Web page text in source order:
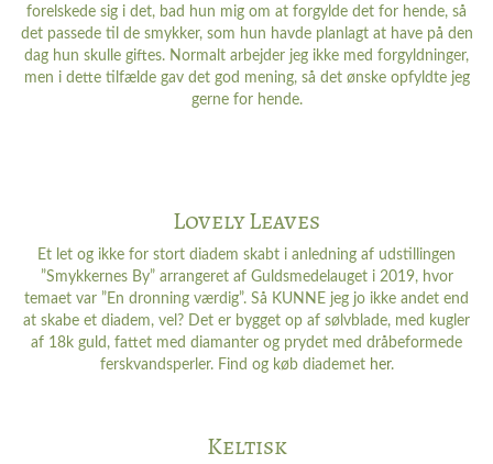
forelskede sig i det, bad hun mig om at forgylde det for hende, så
det passede til de smykker, som hun havde planlagt at have på den
dag hun skulle giftes. Normalt arbejder jeg ikke med forgyldninger,
men i dette tilfælde gav det god mening, så det ønske opfyldte jeg
gerne for hende.
Lovely Leaves
Et let og ikke for stort diadem skabt i anledning af udstillingen
”Smykkernes By” arrangeret af Guldsmedelauget i 2019, hvor
temaet var ”En dronning værdig”. Så KUNNE jeg jo ikke andet end
at skabe et diadem, vel? Det er bygget op af sølvblade, med kugler
af 18k guld, fattet med diamanter og prydet med dråbeformede
ferskvandsperler. Find og køb diademet her.
Keltisk